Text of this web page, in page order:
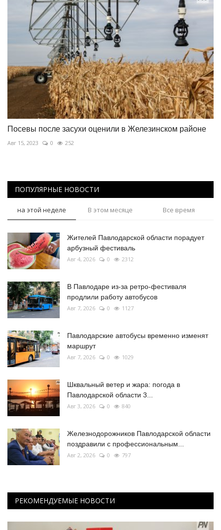
Посевы после засухи оценили в Железинском районе
Авг 15, 2023 0 252
ПОПУЛЯРНЫЕ НОВОСТИ
на этой неделе В этом месяце Все время
Жителей Павлодарской области порадует
арбузный фестиваль
Авг 4, 2026 0 2312
В Павлодаре из-за ретро-фестиваля
продлили работу автобусов
Авг 7, 2026 0 1127
Павлодарские автобусы временно изменят
маршрут
Авг 7, 2026 0 1029
Шквальный ветер и жара: погода в
Павлодарской области 3...
Авг 3, 2026 0 840
Железнодорожников Павлодарской области
поздравили с профессиональным...
Авг 2, 2026 0 797
РЕКОМЕНДУЕМЫЕ НОВОСТИ